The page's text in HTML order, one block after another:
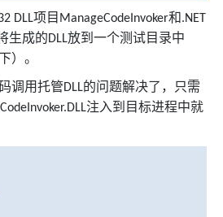
DLL项目 ManageCodeInvoker和.NET
生成的DLL放到一个测试目录中
）。
调用托管DLL的问题解决了，只需
注入到目标进程中就